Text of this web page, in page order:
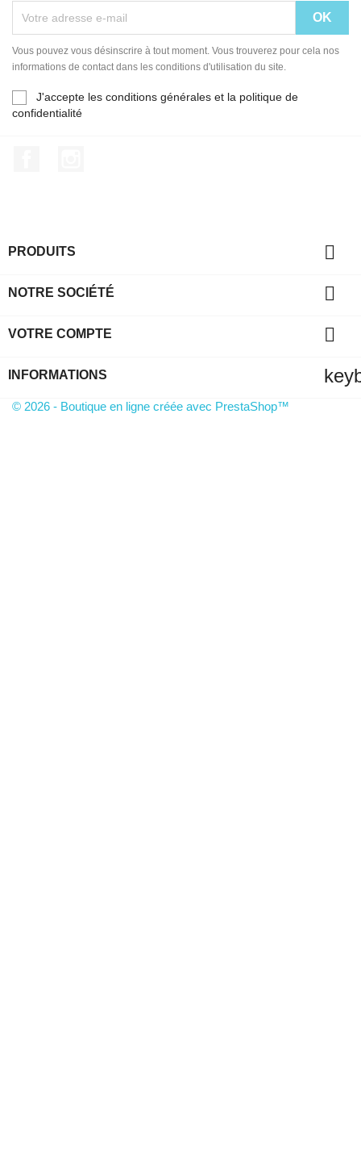
Vous pouvez vous désinscrire à tout moment. Vous trouverez pour cela nos
informations de contact dans les conditions d'utilisation du site.
J'accepte les conditions générales et la politique de
confidentialité
PRODUITS 
NOTRE SOCIÉTÉ 
VOTRE COMPTE 
INFORMATIONS
© 2026 - Boutique en ligne créée avec PrestaShop™